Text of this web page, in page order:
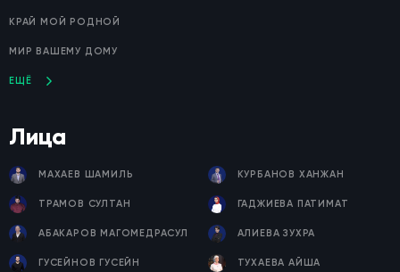
КРАЙ МОЙ РОДНОЙ
МИР ВАШЕМУ ДОМУ
ЕЩЁ
Лица
МАХАЕВ ШАМИЛЬ КУРБАНОВ ХАНЖАН
ТРАМОВ СУЛТАН ГАДЖИЕВА ПАТИМАТ
АБАКАРОВ МАГОМЕДРАСУЛ АЛИЕВА ЗУХРА
ГУСЕЙНОВ ГУСЕЙН ТУХАЕВА АЙША